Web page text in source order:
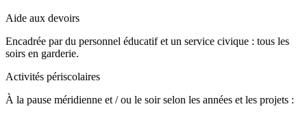
Aide aux devoirs
Encadrée par du personnel éducatif et un service civique : tous les
soirs en garderie.
Activités périscolaires
À la pause méridienne et / ou le soir selon les années et les projets :